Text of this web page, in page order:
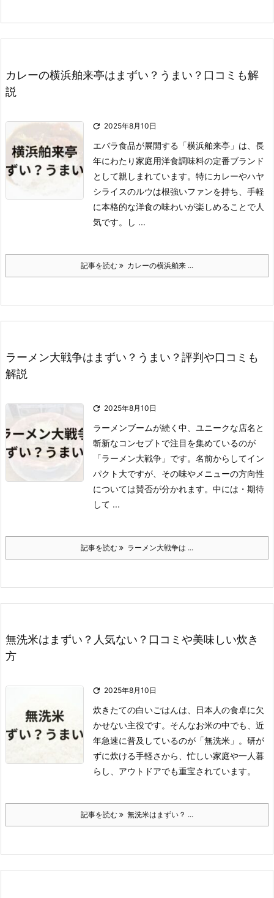
カレーの横浜舶来亭はまずい？うまい？口コミも解
説
 2025年8月10日
エバラ食品が展開する「横浜舶来亭」は、長
年にわたり家庭用洋食調味料の定番ブランド
として親しまれています。 特にカレーやハヤ
シライスのルウは根強いファンを持ち、手軽
に本格的な洋食の味わいが楽しめることで人
気です。
し ...
記事を読む カレーの横浜舶来 ...
ラーメン大戦争はまずい？うまい？評判や口コミも
解説
 2025年8月10日
ラーメンブームが続く中、ユニークな店名と
斬新なコンセプトで注目を集めているのが
「ラーメン大戦争」です。 名前からしてイン
パクト大ですが、その味やメニューの方向性
については賛否が分かれます。 中には ・期待
して ...
記事を読む ラーメン大戦争は ...
無洗米はまずい？人気ない？口コミや美味しい炊き
方
 2025年8月10日
炊きたての白いごはんは、日本人の食卓に欠
かせない主役です。 そんなお米の中でも、近
年急速に普及しているのが「無洗米」。 研が
ずに炊ける手軽さから、忙しい家庭や一人暮
らし、アウトドアでも重宝されています。
記事を読む 無洗米はまずい？ ...